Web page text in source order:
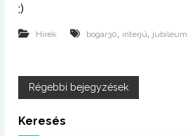
:)
Hírek bogár30, interjú, jubileum
B
e
Régebbi bejegyzések
Keresés